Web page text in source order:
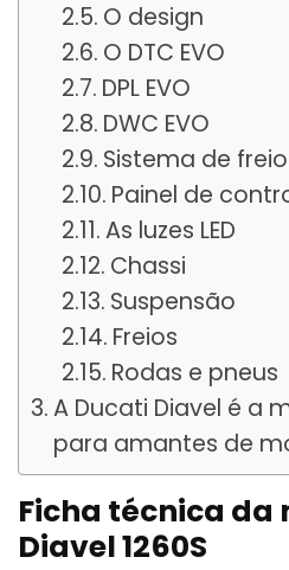
O design
O DTC EVO
DPL EVO
DWC EVO
Sistema de freio
Painel de
As luzes LED
Chassi
Suspensão
Freios
Rodas e pneus
A Ducati Diavel é a
para amantes de
Ficha técnica da
Diavel 1260S